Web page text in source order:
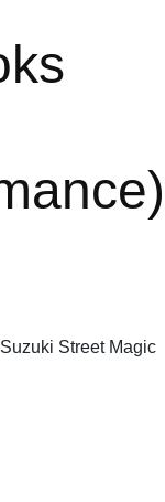
Street Magic